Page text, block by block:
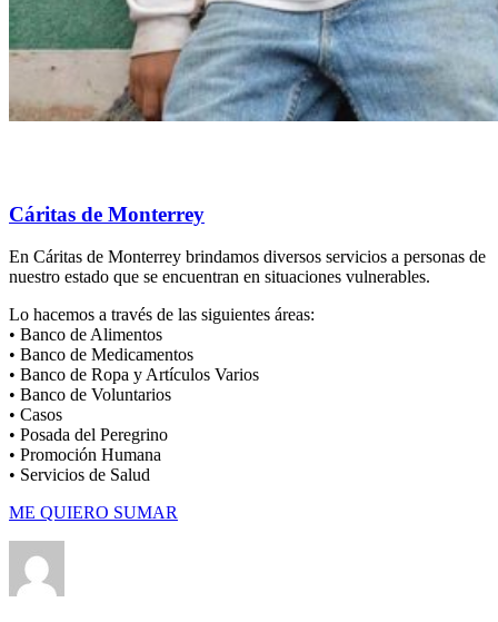
Cáritas de Monterrey
En Cáritas de Monterrey brindamos diversos servicios a personas de
nuestro estado que se encuentran en situaciones vulnerables.
Lo hacemos a través de las siguientes áreas:
• Banco de Alimentos
• Banco de Medicamentos
• Banco de Ropa y Artículos Varios
• Banco de Voluntarios
• Casos
• Posada del Peregrino
• Promoción Humana
• Servicios de Salud
ME QUIERO SUMAR